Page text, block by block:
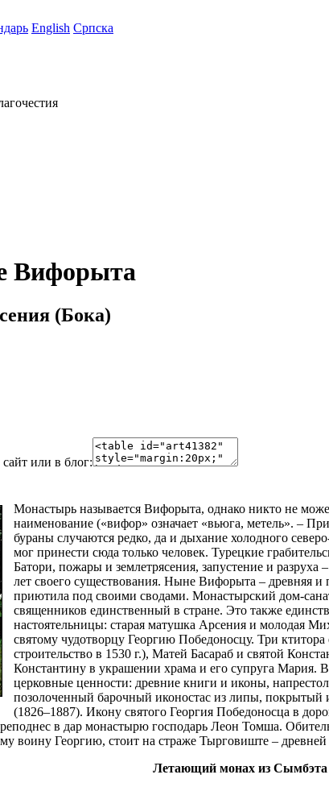
English Српска
Вифорыта
(Бока)
или в блог:
Монастырь называется Вифорыта, однако никто не
наименование («вифор» означает «вьюга, метель». –
бураны случаются редко, да и дыхание холодного
мог принести сюда только человек. Турецкие
Батори, пожары и землетрясения, запустение и
лет своего существования. Ныне Вифорыта – древняя и
приютила под своими сводами. Монастырский дом-
священников единственный в стране. Это также
настоятельницы: старая матушка Арсения и молодая
святому чудотворцу Георгию Победоносцу. Три
строительство в 1530 г.), Матей Басараб и святой
Константину в украшении храма и его супруга Мария.
церковные ценности: древние книги и иконы,
позолоченный барочный иконостас из липы, покрытый
(1826–1887). Икону святого Георгия Победоносца в
в дар монастырю господарь Леон Томша.
воину Георгию, стоит на страже Тырговиште –
Летающий монах из Сымбэта